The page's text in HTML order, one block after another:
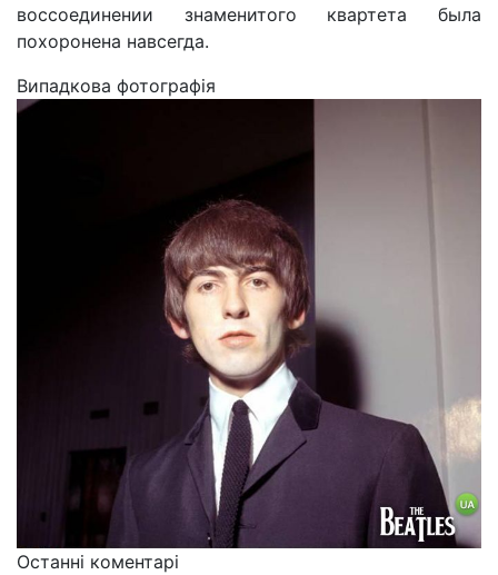
воссоединении знаменитого квартета была
похоронена навсегда.
Випадкова фотографія
Останні коментарі